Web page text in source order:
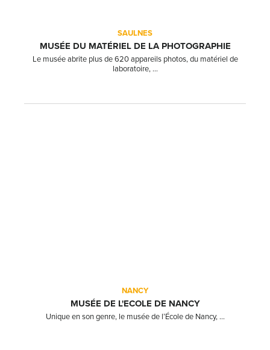
SAULNES
MUSÉE DU MATÉRIEL DE LA PHOTOGRAPHIE
Le musée abrite plus de 620 appareils photos, du matériel de
laboratoire, ...
NANCY
MUSÉE DE L'ECOLE DE NANCY
Unique en son genre, le musée de l’École de Nancy, ...